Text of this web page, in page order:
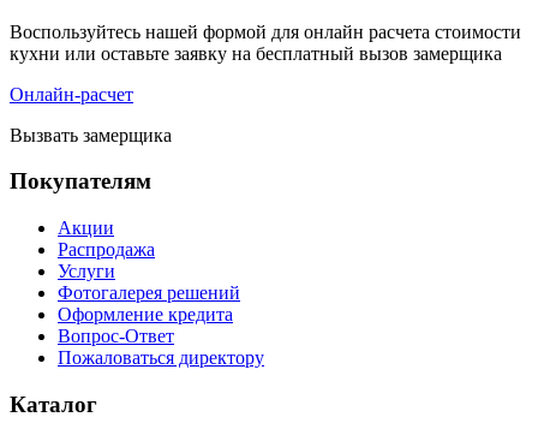
Воспользуйтесь нашей формой для онлайн расчета стоимости
кухни или оставьте заявку на бесплатный вызов замерщика
Онлайн-расчет
Вызвать замерщика
Покупателям
Акции
Распродажа
Услуги
Фотогалерея решений
Оформление кредита
Вопрос-Ответ
Пожаловаться директору
Каталог